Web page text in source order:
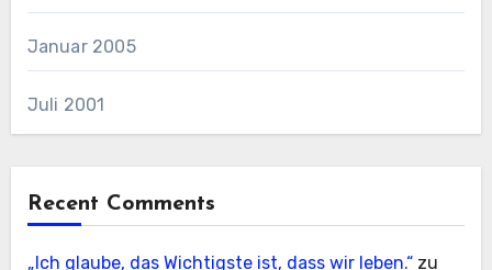
Januar 2005
Juli 2001
Recent Comments
„Ich glaube, das Wichtigste ist, dass wir leben.“zu